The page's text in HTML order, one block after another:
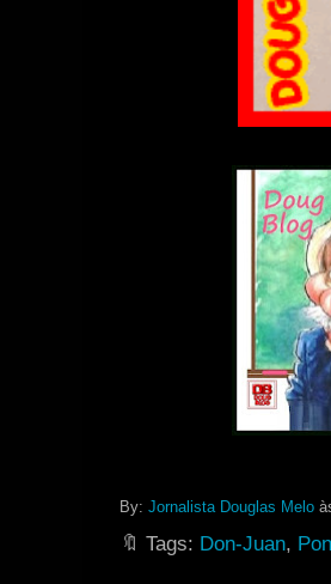
By: Jornalista Douglas Melo
🔖 Tags: Don-Juan,